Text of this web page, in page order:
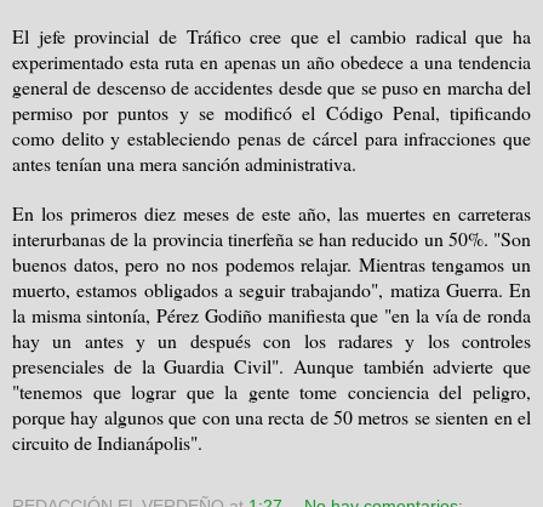
El jefe provincial de Tráfico cree que el cambio radical que ha
experimentado esta ruta en apenas un año obedece a una tendencia
general de descenso de accidentes desde que se puso en marcha del
permiso por puntos y se modificó el Código Penal, tipificando
como delito y estableciendo penas de cárcel para infracciones que
antes tenían una mera sanción administrativa.
En los primeros diez meses de este año, las muertes en carreteras
interurbanas de la provincia tinerfeña se han reducido un 50%. "Son
buenos datos, pero no nos podemos relajar. Mientras tengamos un
muerto, estamos obligados a seguir trabajando", matiza Guerra. En
la misma sintonía, Pérez Godiño manifiesta que "en la vía de ronda
hay un antes y un después con los radares y los controles
presenciales de la Guardia Civil". Aunque también advierte que
"tenemos que lograr que la gente tome conciencia del peligro,
porque hay algunos que con una recta de 50 metros se sienten en el
circuito de Indianápolis".